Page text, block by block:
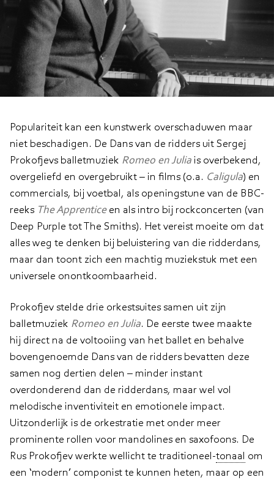
Populariteit kan een kunstwerk overschaduwen maar
niet beschadigen. De Dans van de ridders uit Sergej
Prokofjevs balletmuziek Romeo en Julia is overbekend,
overgeliefd en overgebruikt – in films (o.a. Caligula) en
commercials, bij voetbal, als openingstune van de BBC-
reeks The Apprenticeen als intro bij rockconcerten (van
Deep Purple tot The Smiths). Het vereist moeite om dat
alles weg te denken bij beluistering van die ridderdans,
maar dan toont zich een machtig muziekstuk met een
universele onontkoombaarheid.
Prokofjev stelde drie orkestsuites samen uit zijn
balletmuziek Romeo en Julia. De eerste twee maakte
hij direct na de voltooiing van het ballet en behalve
bovengenoemde Dans van de ridders bevatten deze
samen nog dertien delen – minder instant
overdonderend dan de ridderdans, maar wel vol
melodische inventiviteit en emotionele impact.
Uitzonderlijk is de orkestratie met onder meer
prominente rollen voor mandolines en saxofoons. De
Rus Prokofjev werkte wellicht te traditioneel-tonaal om
een ‘modern’ componist te kunnen heten, maar op een